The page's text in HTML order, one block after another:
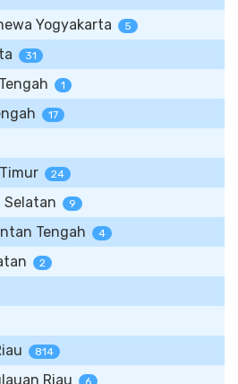
Yogyakarta 5
31
1
17
24
Selatan 9
Tengah 4
2
814
Riau 6